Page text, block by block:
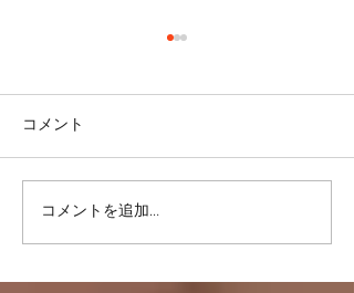
コロナも5類に移行するの
か？
コメント
コメントを追加…